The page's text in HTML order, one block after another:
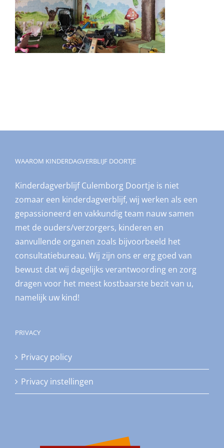
WAAROM KINDERDAGVERBLIJF DOORTJE
Kinderdagverblijf Culemborg Doortje is niet
zomaar een kinderdagverblijf, wij werken als een
gepassioneerd en vakkundig team nauw samen
met de ouders/verzorgers, kinderen en
aanvullende organen zoals bijvoorbeeld het
consultatiebureau. Wij zijn ons er erg goed van
bewust dat wij dagelijks verantwoording en zorg
dragen voor het meest kostbaarste bezit van u,
namelijk uw kind!
PRIVACY
Privacy policy
Privacy instellingen